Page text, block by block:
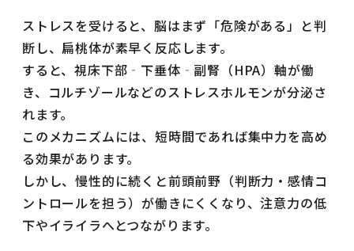
ストレスを受けると、脳はまず「危険がある」と判
断し、扁桃体が素早く反応します。
すると、視床下部‐下垂体‐副腎（HPA）軸が働
き、コルチゾールなどのストレスホルモンが分泌さ
れます。
このメカニズムには、短時間であれば集中力を高め
る効果があります。
しかし、慢性的に続くと前頭前野（判断力・感情コ
ントロールを担う）が働きにくくなり、注意力の低
下やイライラへとつながります。